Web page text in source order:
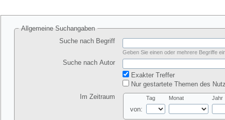
Allgemeine Suchangaben
Suche nach Begriff
Geben Sie einen oder mehrere Begriffe
Suche nach Autor
Exakter Treffer
Nur gestartete Themen des
Im Zeitraum
von:
Tag Monat Jahr